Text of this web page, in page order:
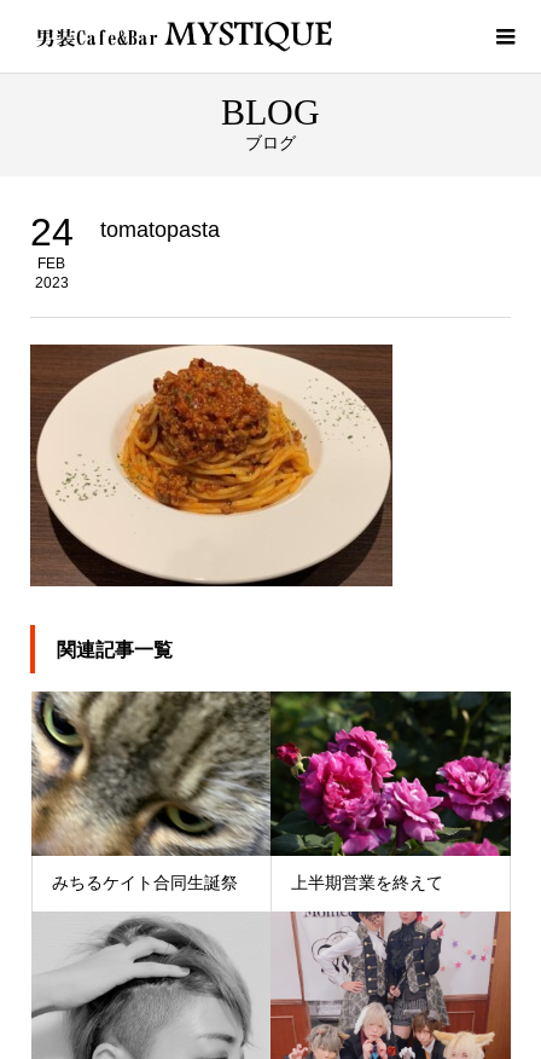
BLOG
ブログ
24
FEB
2023
tomatopasta
関連記事一覧
みちるケイト合同生誕祭 上半期営業を終えて